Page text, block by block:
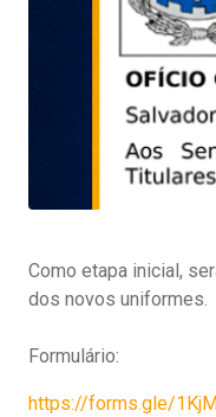
Como etapa inicial,
dos novos uniformes.
Formulário:
https://forms.gle/